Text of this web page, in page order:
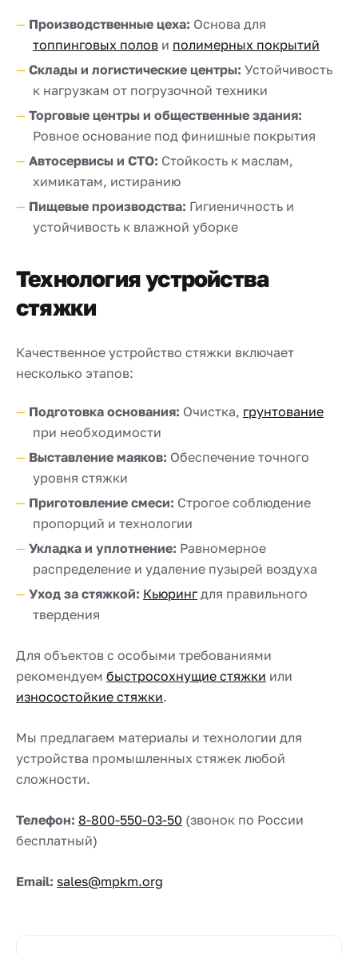
Производственные цеха: Основа для
топпинговых полов и полимерных покрытий
Склады и логистические центры: Устойчивость
к нагрузкам от погрузочной техники
Торговые центры и общественные здания:
Ровное основание под финишные покрытия
Автосервисы и СТО: Стойкость к маслам,
химикатам, истиранию
Пищевые производства: Гигиеничность и
устойчивость к влажной уборке
Технология устройства
стяжки
Качественное устройство стяжки включает
несколько этапов:
Подготовка основания: Очистка, грунтование
при необходимости
Выставление маяков: Обеспечение точного
уровня стяжки
Приготовление смеси: Строгое соблюдение
пропорций и технологии
Укладка и уплотнение: Равномерное
распределение и удаление пузырей воздуха
Уход за стяжкой: Кьюринг для правильного
твердения
Для объектов с особыми требованиями
рекомендуем быстросохнущие стяжки или
износостойкие стяжки.
Мы предлагаем материалы и технологии для
устройства промышленных стяжек любой
сложности.
Телефон: 8-800-550-03-50 (звонок по России
бесплатный)
Email: sales@mpkm.org